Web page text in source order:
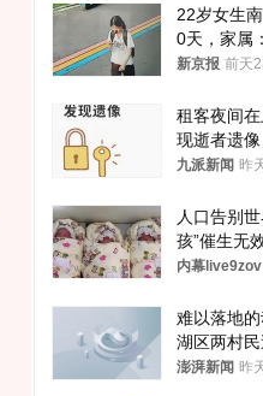
22岁女生
0天，家属
想到山里
新京报 前天
租客夜间
现逝者遗像
搬离，房
九派新闻 昨
人口告别
孩”催生无
向住房出
内幕live9zov
难以落地
湖区两村民
迁款八年未
澎湃新闻 昨